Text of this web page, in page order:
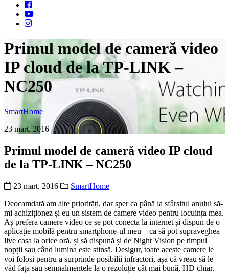
Primul model de cameră video
IP cloud de la TP-LINK –
NC250
SmartHome
23 mart. 2016
Primul model de cameră video IP cloud
de la TP-LINK – NC250
23 mart. 2016
SmartHome
Deocamdată am alte priorități, dar sper ca până la sfârșitul anului să-
mi achiziționez și eu un sistem de camere video pentru locuința mea.
Aș prefera camere video ce se pot conecta la internet și dispun de o
aplicație mobilă pentru smartphone-ul meu – ca să pot supraveghea
live casa la orice oră, și să dispună și de Night Vision pe timpul
nopții sau când lumina este stinsă. Desigur, toate aceste camere le
voi folosi pentru a surprinde posibilii infractori, așa că vreau să le
văd fața sau semnalmentele la o rezoluție cât mai bună, HD chiar.